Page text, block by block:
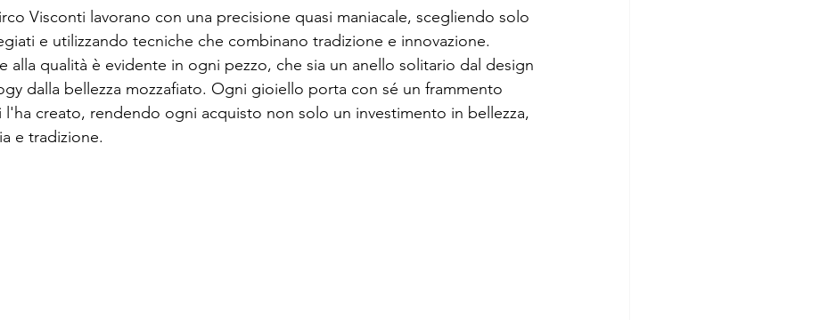
Visconti lavorano con una precisione quasi maniacale, scegliendo solo
e utilizzando tecniche che combinano tradizione e innovazione.
alla qualità è evidente in ogni pezzo, che sia un anello solitario dal design
dalla bellezza mozzafiato. Ogni gioiello porta con sé un frammento
l'ha creato, rendendo ogni acquisto non solo un investimento in bellezza,
e tradizione.